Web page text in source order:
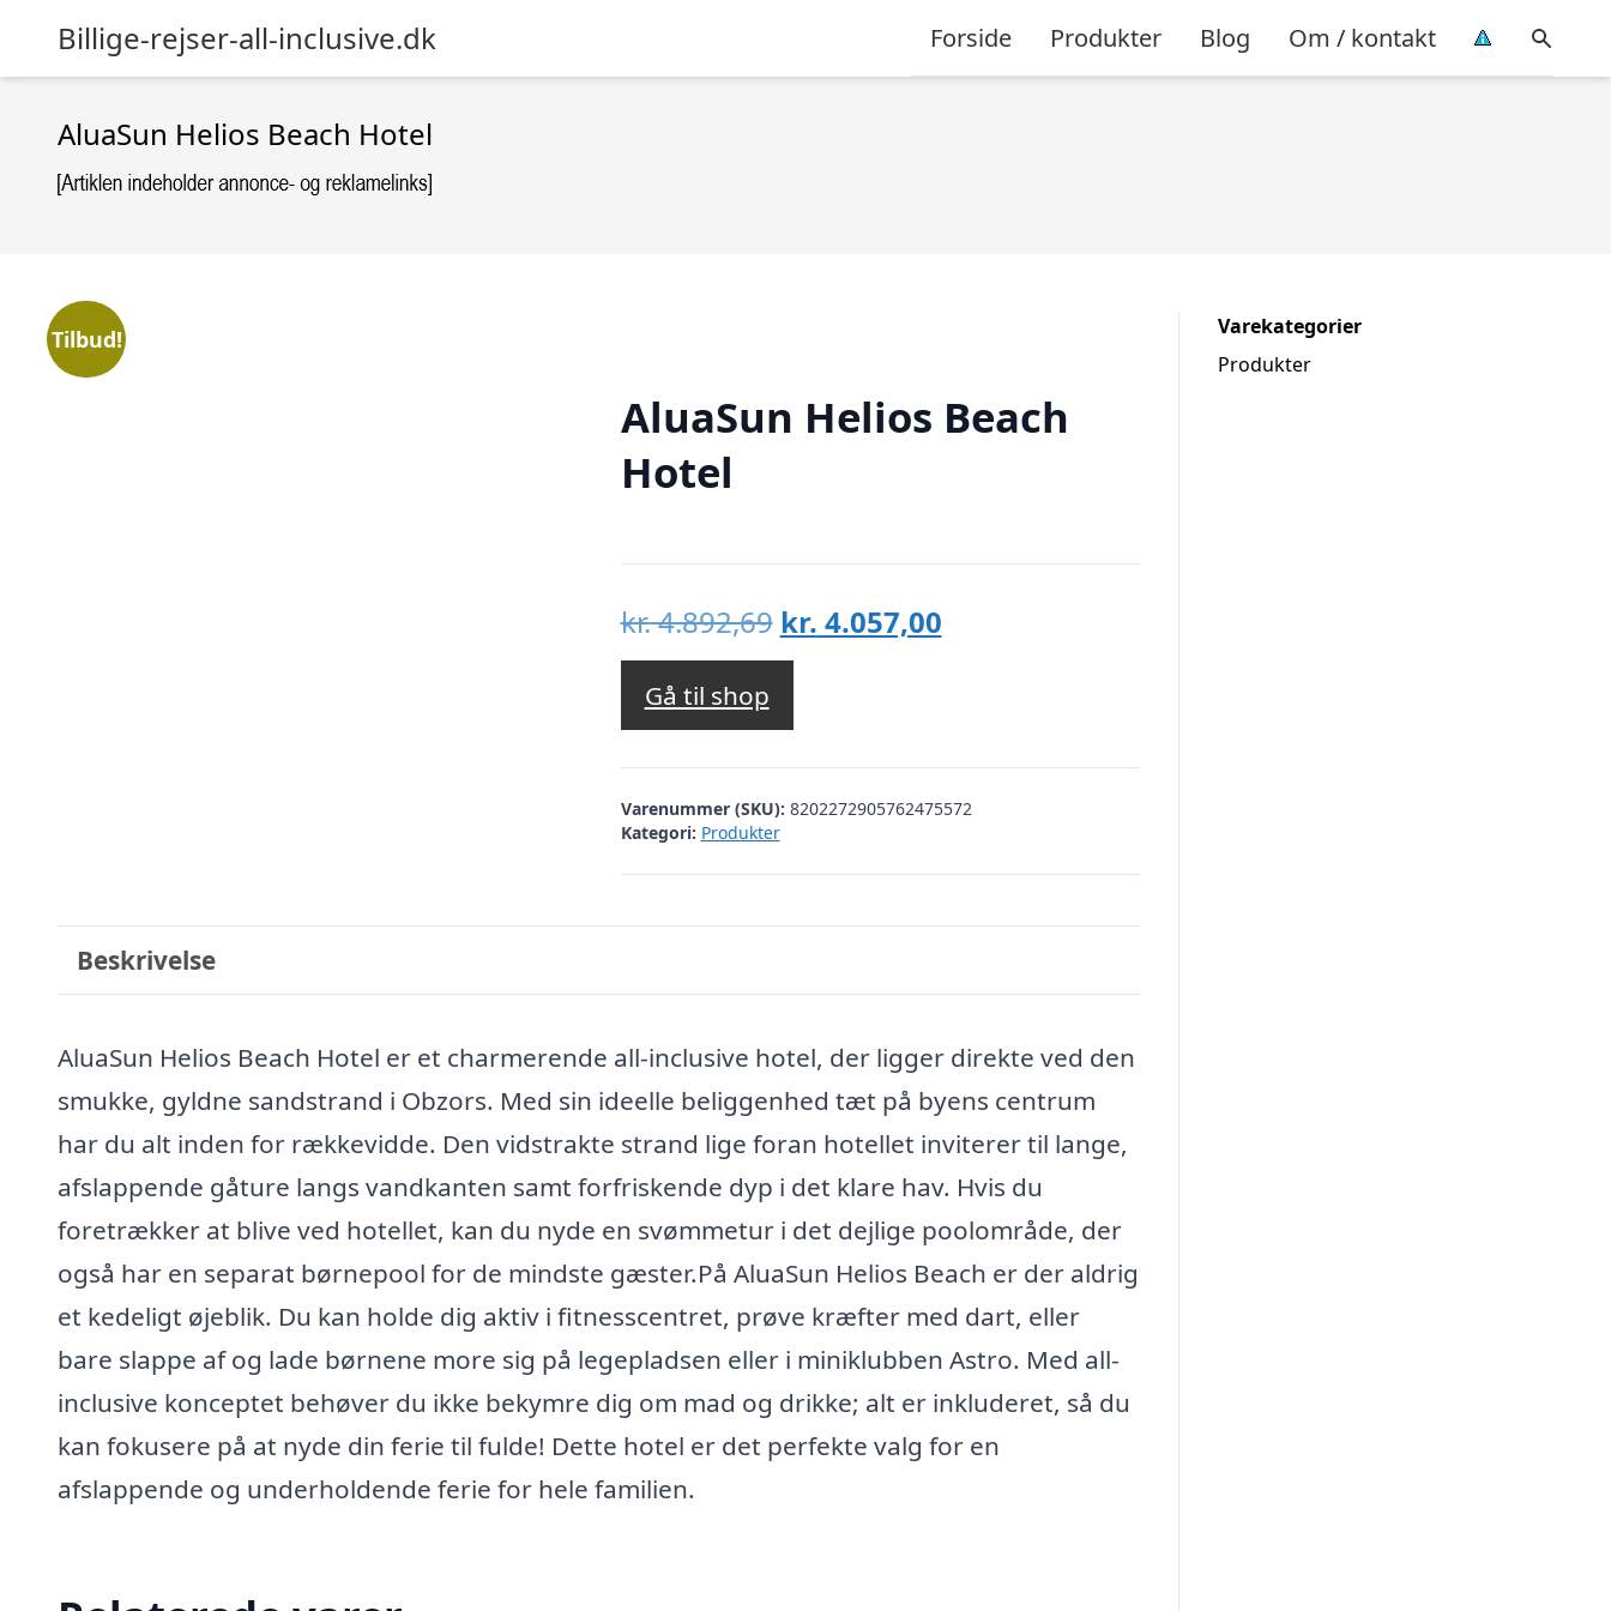
Billige-rejser-all-inclusive.dk Forside Produkter Blog Om / kontakt
AluaSun Helios Beach Hotel
Tilbud!
AluaSun Helios Beach
Hotel
kr.4.892,69 Den
oprindelige
var:
kr. 4.892,69.
kr. 4.057,00Den
kr. 4.057,00.
Gå til shop
Varenummer (SKU): 8202272905762475572
Kategori: Produkter
Beskrivelse
AluaSun Helios Beach Hotel er et charmerende all-inclusive hotel, der ligger direkte ved den
smukke, gyldne sandstrand i Obzors. Med sin ideelle beliggenhed tæt på byens centrum
har du alt inden for rækkevidde. Den vidstrakte strand lige foran hotellet inviterer til lange,
afslappende gåture langs vandkanten samt forfriskende dyp i det klare hav. Hvis du
foretrækker at blive ved hotellet, kan du nyde en svømmetur i det dejlige poolområde, der
også har en separat børnepool for de mindste gæster.På AluaSun Helios Beach er der aldrig
et kedeligt øjeblik. Du kan holde dig aktiv i fitnesscentret, prøve kræfter med dart, eller
bare slappe af og lade børnene more sig på legepladsen eller i miniklubben Astro. Med all-
inclusive konceptet behøver du ikke bekymre dig om mad og drikke; alt er inkluderet, så du
kan fokusere på at nyde din ferie til fulde! Dette hotel er det perfekte valg for en
afslappende og underholdende ferie for hele familien.
Varekategorier
Produkter